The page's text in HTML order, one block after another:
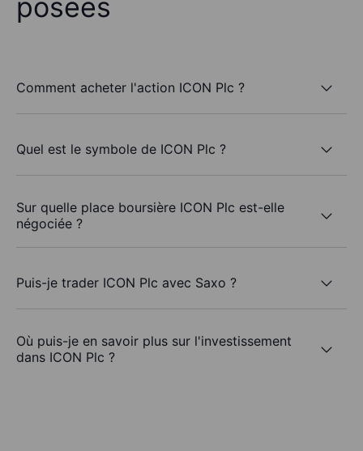
posées
Comment acheter l'action ICON Plc ?
Quel est le symbole de ICON Plc ?
Sur quelle place boursière ICON Plc est-elle
négociée ?
Puis-je trader ICON Plc avec Saxo ?
Où puis-je en savoir plus sur l'investissement
dans ICON Plc ?